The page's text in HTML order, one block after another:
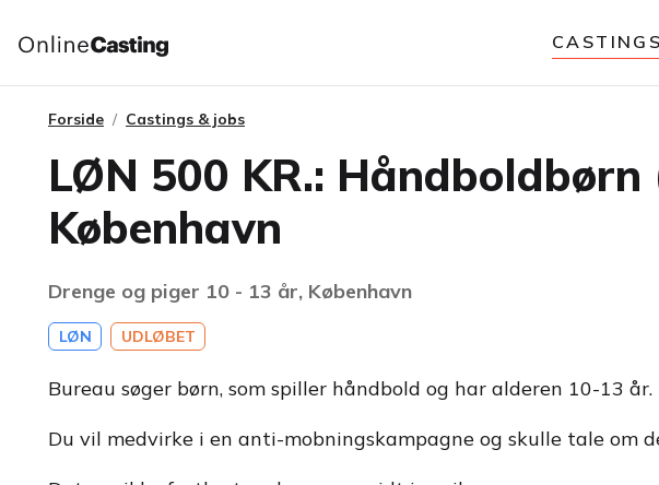
Forside Castings & jobs
LØN 500 KR.:
København
Drenge og piger 10 - 13 år, København
LØN UDLØBET
Bureau søger børn, som spiller håndbold og har alderen 10-13 år.
Du vil medvirke i en anti-mobningskampagne og skulle tale om